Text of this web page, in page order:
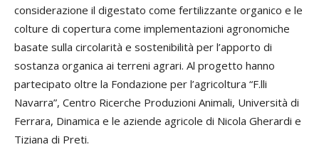
considerazione il digestato come fertilizzante organico e le
colture di copertura come implementazioni agronomiche
basate sulla circolarità e sostenibilità per l’apporto di
sostanza organica ai terreni agrari. Al progetto hanno
partecipato oltre la Fondazione per l’agricoltura “F.lli
Navarra”, Centro Ricerche Produzioni Animali, Università di
Ferrara, Dinamica e le aziende agricole di Nicola Gherardi e
Tiziana di Preti.